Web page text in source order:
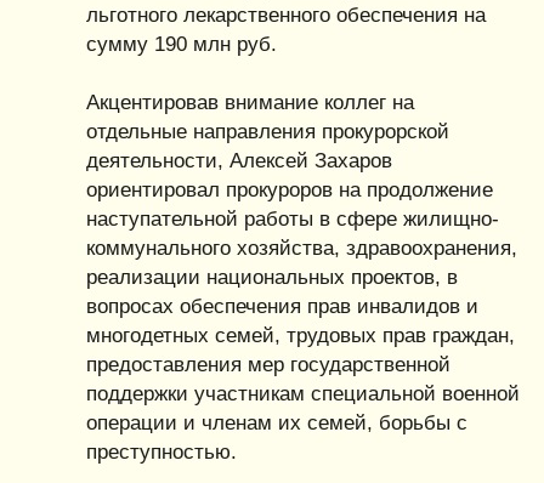
льготного лекарственного обеспечения на
сумму 190 млн руб.
Акцентировав внимание коллег на
отдельные направления прокурорской
деятельности, Алексей Захаров
ориентировал прокуроров на продолжение
наступательной работы в сфере жилищно-
коммунального хозяйства, здравоохранения,
реализации национальных проектов, в
вопросах обеспечения прав инвалидов и
многодетных семей, трудовых прав граждан,
предоставления мер государственной
поддержки участникам специальной военной
операции и членам их семей, борьбы с
преступностью.